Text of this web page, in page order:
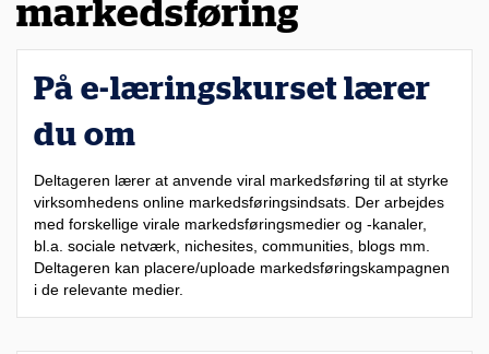
markedsføring
På e-læringskurset lærer
du om
Deltageren lærer at anvende viral markedsføring til at styrke
virksomhedens online markedsføringsindsats. Der arbejdes
med forskellige virale markedsføringsmedier og -kanaler,
bl.a. sociale netværk, nichesites, communities, blogs mm.
Deltageren kan placere/uploade markedsføringskampagnen
i de relevante medier.